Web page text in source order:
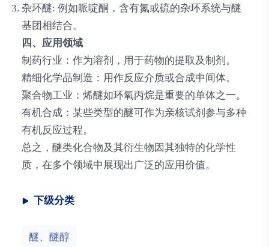
杂环醚: 例如哌啶酮，含有氮或硫的杂环系统与醚
基团相结合。
四、应用领域
制药行业 ：作为溶剂，用于药物的提取及制剂。
精细化学品制造 ：用作反应介质或合成中间体。
聚合物工业 ：烯醚如环氧丙烷是重要的单体之一。
有机合成：某些类型的醚可作为亲核试剂参与多种
有机反应过程。
总之，醚类化合物及其衍生物因其独特的化学性
质，在多个领域中展现出广泛的应用价值。
下级分类
醚、醚醇